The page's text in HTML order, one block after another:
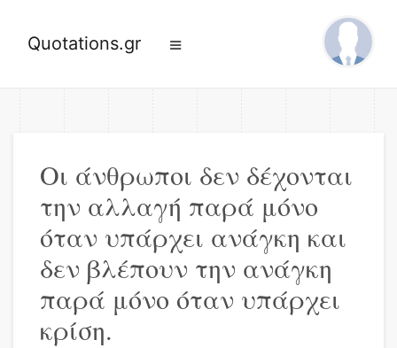
Quotations.gr
Οι άνθρωποι δεν δέχονται
την αλλαγή παρά μόνο
όταν υπάρχει ανάγκη και
δεν βλέπουν την ανάγκη
παρά μόνο όταν υπάρχει
κρίση.